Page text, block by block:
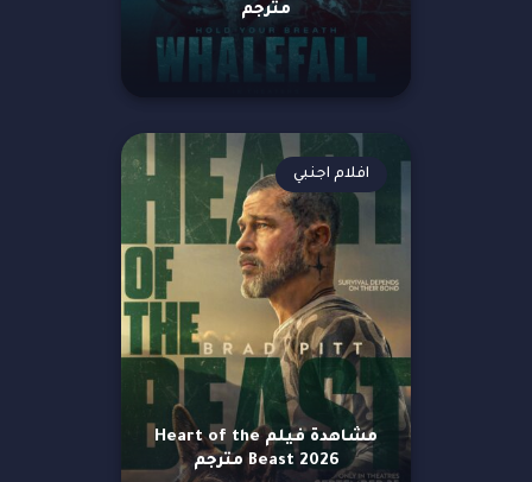
مترجم
مشاهدة فيلم Heart of the
Beast 2026 مترجم
افلام اجنبي